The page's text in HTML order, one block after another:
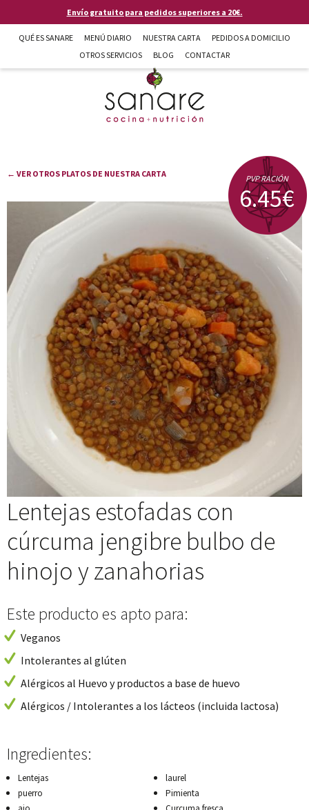
Pasar al contenido principalEnvío gratuito para pedidos superiores a 20€.
QUÉ ES SANARE MENÚ DIARIO NUESTRA CARTA
PEDIDOS A DOMICILIO
OTROS SERVICIOS
BLOG CONTACTAR
Sanare cocina + nutrición en Almería
← VER OTROS PLATOS DE NUESTRA CARTA
Lentejas estofadas con
cúrcuma jengibre bulbo de
hinojo y zanahorias
Este producto es apto para:
Veganos
Intolerantes al glúten
Alérgicos al Huevo y productos a base de huevo
Alérgicos / Intolerantes a los lácteos (incluida lactosa)
Ingredientes:
Lentejas
puerro
laurel
Pimienta
PVP RACIÓN
6.45€